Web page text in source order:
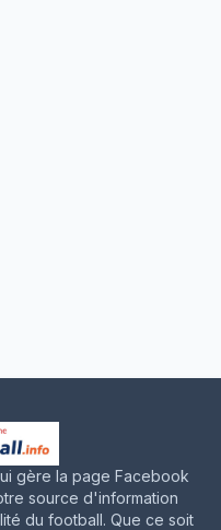
gère la page Facebook
source d'information
du football. Que ce soit